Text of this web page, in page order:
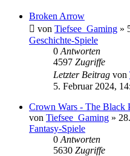
Broken Arrow
von Tiefsee_Gaming »
Geschichte-Spiele
0 Antworten
4597 Zugriffe
Letzter Beitrag von
5. Februar 2024,
Crown Wars - The Black
von Tiefsee_Gaming »
Fantasy-Spiele
0 Antworten
5630 Zugriffe